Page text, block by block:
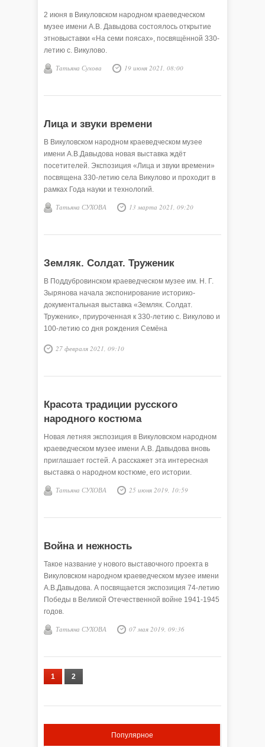
2 июня в Викуловском народном краеведческом
музее имени А.В. Давыдова состоялось открытие
этновыставки «На семи поясах», посвящённой 330-
летию с. Викулово.
Татьяна Сухова 19 июня 2021, 08:00
Лица и звуки времени
В Викуловском народном краеведческом музее
имени А.В.Давыдова новая выставка ждёт
посетителей. Экспозиция «Лица и звуки времени»
посвящена 330-летию села Викулово и проходит в
рамках Года науки и технологий.
Татьяна СУХОВА 13 марта 2021, 09:20
Земляк. Солдат. Труженик
В Поддубровинском краеведческом музее им. Н. Г.
Зырянова начала экспонирование историко-
документальная выставка «Земляк. Солдат.
Труженик», приуроченная к 330-летию с. Викулово и
100-летию со дня рождения Семёна
Отечественной войны и председателя колхоза
время называлось Поддубровинское сельское
27 февраля 2021, 09:10
Красота традиции русского
народного костюма
Новая летняя экспозиция в Викуловском народном
краеведческом музее имени А.В. Давыдова вновь
приглашает гостей. А расскажет эта интересная
выставка о народном костюме, его истории.
Татьяна СУХОВА 25 июня 2019, 10:59
Война и нежность
Такое название у нового выставочного проекта в
Викуловском народном краеведческом музее имени
А.В.Давыдова. А посвящается экспозиция 74-летию
Победы в Великой Отечественной войне 1941-1945
годов.
Татьяна СУХОВА 07 мая 2019, 09:36
1 2
Популярное